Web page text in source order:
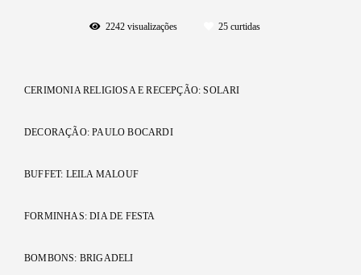
2242visualizações 25curtidas
CERIMONIA RELIGIOSA E RECEPÇÃO: SOLARI
DECORAÇÃO: PAULO BOCARDI
BUFFET: LEILA MALOUF
FORMINHAS: DIA DE FESTA
BOMBONS: BRIGADELI